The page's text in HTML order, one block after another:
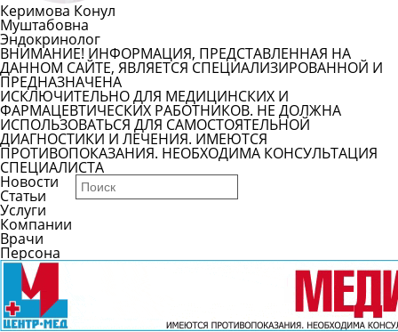
Керимова Конул
Муштабовна
Эндокринолог
ВНИМАНИЕ! ИНФОРМАЦИЯ, ПРЕДСТАВЛЕННАЯ НА
ДАННОМ САЙТЕ, ЯВЛЯЕТСЯ СПЕЦИАЛИЗИРОВАННОЙ И
ПРЕДНАЗНАЧЕНА
ИСКЛЮЧИТЕЛЬНО ДЛЯ МЕДИЦИНСКИХ И
ФАРМАЦЕВТИЧЕСКИХ РАБОТНИКОВ. НЕ ДОЛЖНА
ИСПОЛЬЗОВАТЬСЯ ДЛЯ САМОСТОЯТЕЛЬНОЙ
ДИАГНОСТИКИ И ЛЕЧЕНИЯ. ИМЕЮТСЯ
ПРОТИВОПОКАЗАНИЯ. НЕОБХОДИМА КОНСУЛЬТАЦИЯ
СПЕЦИАЛИСТА
Новости
Статьи
Услуги
Компании
Врачи
Персона